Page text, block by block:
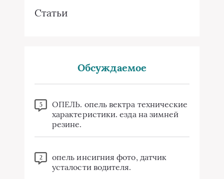
Статьи
Обсуждаемое
5
ОПЕЛЬ. опель вектра технические
характеристики. езда на зимней
резине.
2
опель инсигния фото, датчик
усталости водителя.